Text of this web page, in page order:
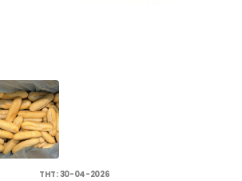
THT: 30-04-2026